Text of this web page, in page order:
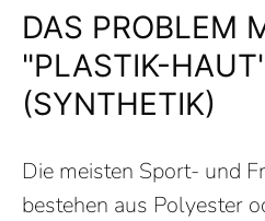
DAS PROBLEM
"PLASTIK-
(SYNTHETIK)
Die meisten Sport- und
bestehen aus Polyester